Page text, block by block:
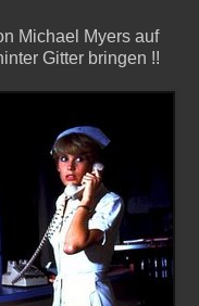
Michael Myers auf
Gitter bringen !!